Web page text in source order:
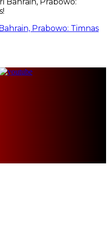
Prabowo: Timnas